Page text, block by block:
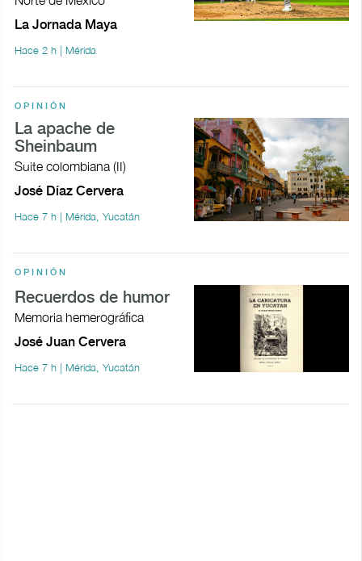
La Jornada Maya
Hace 2 h | Mérida
OPINIÓN
La apache de
Sheinbaum
Suite colombiana (II)
José Díaz Cervera
Hace 7 h | Mérida, Yucatán
OPINIÓN
Recuerdos de humor
Memoria hemerográfica
José Juan Cervera
Hace 7 h | Mérida, Yucatán